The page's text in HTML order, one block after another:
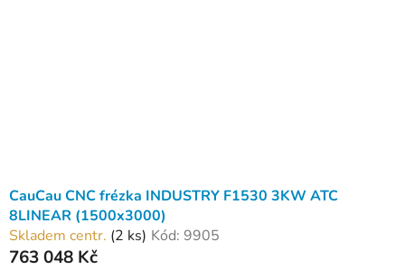
CauCau CNC frézka INDUSTRY F1530 3KW ATC
8LINEAR (1500x3000)
Skladem centr. (2 ks) Kód: 9905
763 048 Kč